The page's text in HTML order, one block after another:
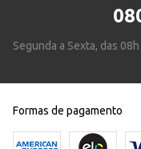
Segunda a Sexta, das
Formas de pagamento